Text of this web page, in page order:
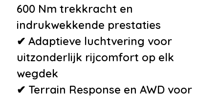
600 Nm trekkracht en
indrukwekkende prestaties
✔ Adaptieve luchtvering voor
uitzonderlijk rijcomfort op elk
wegdek
✔ Terrain Response en AWD voor